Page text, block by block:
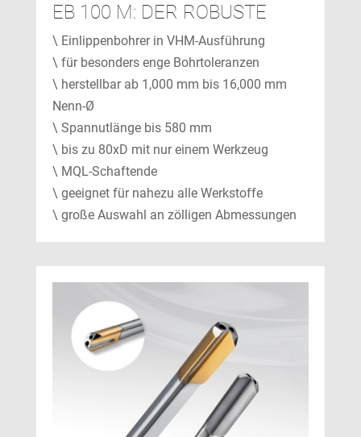
EB 100 M: DER ROBUSTE
\ Einlippenbohrer in VHM-Ausführung
\ für besonders enge Bohrtoleranzen
\ herstellbar ab 1,000 mm bis 16,000 mm
Nenn-Ø
\ Spannutlänge bis 580 mm
\ bis zu 80xD mit nur einem Werkzeug
\ MQL-Schaftende
\ geeignet für nahezu alle Werkstoffe
\ große Auswahl an zölligen Abmessungen